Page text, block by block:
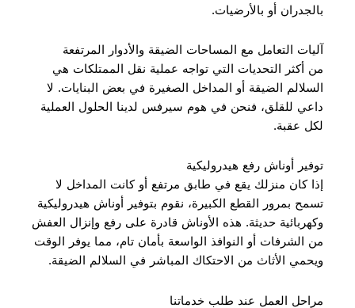
بالجدران أو بالأرضيات.
آليات التعامل مع المساحات الضيقة والأدوار المرتفعة
من أكثر التحديات التي تواجه عملية نقل الممتلكات هي
السلالم الضيقة أو المداخل الصغيرة في بعض البنايات. لا
داعي للقلق، فنحن في هوم سيرفس لدينا الحلول العملية
لكل عقبة.
توفير أوناش رفع هيدروليكية
إذا كان منزلك يقع في طابق مرتفع أو كانت المداخل لا
تسمح بمرور القطع الكبيرة، نقوم بتوفير أوناش هيدروليكية
وكهربائية حديثة. هذه الأوناش قادرة على رفع وإنزال العفش
من الشرفات أو النوافذ الواسعة بأمان تام، مما يوفر الوقت
ويحمي الأثاث من الاحتكاك المباشر في السلالم الضيقة.
مراحل العمل عند طلب خدماتنا